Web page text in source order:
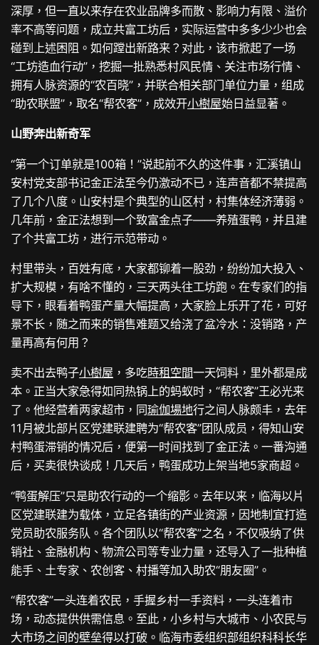
深厚，但一直以来存在农业品牌多而散、影响力有限、溢价
率不高等问题，成立共富工坊后，实际运营中多多少少也会
碰到上述困阻。如何蹚出新路来？对此，该市掀起了一场
“工坊造血行动”，挖掘一批熟悉村风民情、关注市场行情、
拥有人脉资源的“农百晓”，并联合相关部门单位力量，组成
“助农联盟”，取名“帮农客”，成效开小樹屋始日益显著。
山野奔出新奇军
“第一个订单就是100箱！”说起前不久的这件事，汇溪镇山
安村党支部书记金正法至今仍激动不已，连声音都不禁提高
了几个八度。山安村是个典型的山区村，村集体经济薄弱。
几年前，金正法想到一个致富金点子——养殖蛋鸭，并且建
了个共富工坊，进行示范带动。
村里带头，百姓有底，大家都铆着一股劲，纷纷加大投入、
扩大规模，有啥不懂的，三天两头往工坊跑。在专家们的指
导下，眼看着鸭蛋产量大幅提高，大家脸上乐开了花，可好
景不长，随之而来的销售难题又给浇了盆冷水：没销路，产
量再高有何用？
卖不出去鸭子小樹屋 ，多吃時租空間一天饲料，里外都是成
本。正当大家急得如同热锅上的蚂蚁时，“帮农客”王必光来
了。他经营着两家超市，同瑜伽場地行之间人脉颇丰，去年
11月被北部片区党建联建聘为“帮农客”团队成员，得知山安
村鸭蛋滞销的情况后，便第一时间找到了金正法。一番沟通
后，买卖很快谈成！几天后，鸭蛋成功上架当地5家商超。
“鸭蛋解压”只是助农行动的一个缩影。去年以来，临海以片
区党建联建为载体，立足各镇街的产业资源，因地制宜打造
党员助农服务队。各个团队以“帮农客”之名，不仅吸纳了供
销社、金融机构、物流公司等专业力量，还导入了一批种植
能手、土专家、农创客、村播等加入助农“朋友圈”。
“帮农客”一头连着农民，手握乡村一手资料，一头连着市
场，动态提供供需信息。至此，小乡村与大城市、小农民与
大市场之间的壁垒得以打破。临海市委组织部组织科科长华